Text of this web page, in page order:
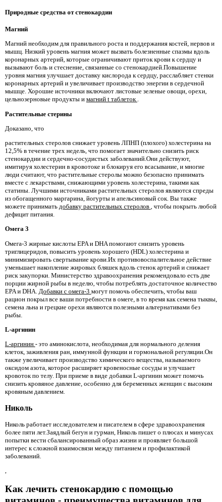
Природные средства от стенокардии
Магний
Магний необходим для правильного роста и поддержания костей, нервов и
мышц. Низкий уровень магния может вызвать болезненные спазмы вдоль
коронарных артерий, которые ограничивают приток крови к сердцу и
вызывают боль и стеснение, связанные со стенокардией.Повышение
уровня магния улучшает доставку кислорода к сердцу, расслабляет стенки
коронарных артерий и увеличивает производство энергии в сердечной
мышце. Хорошие источники включают листовые зеленые овощи, орехи,
цельнозерновые продукты и магний t таблеток .
Растительные стерины
Доказано, что
растительных стеролов снижает уровень ЛПНП (плохого) холестерина на
12,5% в течение трех недель, что помогает значительно снизить риск
стенокардии и сердечно-сосудистых заболеваний.Они действуют,
имитируя холестерин в кровотоке и блокируя его всасывание, и многие
люди считают, что растительные стеролы можно безопасно принимать
вместе с лекарствами, снижающими уровень холестерина, такими как
статины. Лучшими источниками растительных стеролов являются спреды
из обогащенного маргарина, йогурты и апельсиновый сок. Вы также
можете принимать добавку растительных стеролов , чтобы покрыть любой
дефицит питания.
Омега 3
Омега-3 жирные кислоты EPA и DHA помогают снизить уровень
триглицеридов, повысить уровень хорошего (HDL) холестерина и
минимизировать свертывание крови.Их противовоспалительное действие
уменьшает накопление жировых бляшек вдоль стенок артерий и снижает
риск закупорки. Министерство здравоохранения рекомендовало есть две
порции жирной рыбы в неделю, чтобы потреблять достаточное количество
EPA и DHA. Добавки с омега-3 могут помочь обеспечить, чтобы ваш
рацион покрыл все ваши потребности в омеге, в то время как семена тыквы,
семена льна и грецкие орехи являются полезными альтернативами без
рыбы.
L-аргинин
L-аргинин - это аминокислота, необходимая для нормального деления
клеток, заживления ран, иммунной функции и гормональной регуляции.Он
также увеличивает производство химического вещества, называемого
оксидом азота, которое расширяет кровеносные сосуды и улучшает
кровоток по телу. При приеме в виде добавки L-аргинин может помочь
снизить кровяное давление, особенно для беременных женщин с высоким
кровяным давлением.
Николь
Николь работает исследователем и писателем в сфере здравоохранения
более пяти лет.Заядлый бегун и гурман, Николь пишет о плюсах и минусах
попытки вести сбалансированный образ жизни и проявляет большой
интерес к сложной взаимосвязи между питанием и профилактикой
заболеваний.
Как лечить стенокардию с помощью
витаминов - преимущества витаминов для